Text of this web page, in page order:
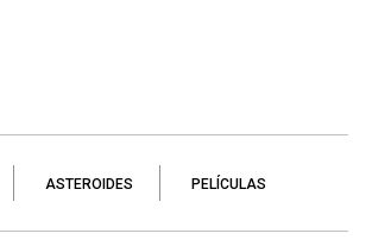
ASTEROIDES PELÍCULAS